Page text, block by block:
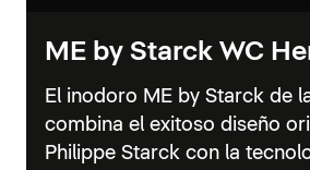
ME by Starck WC
El inodoro ME by Starck de
combina el exitoso diseño
Philippe Starck con la